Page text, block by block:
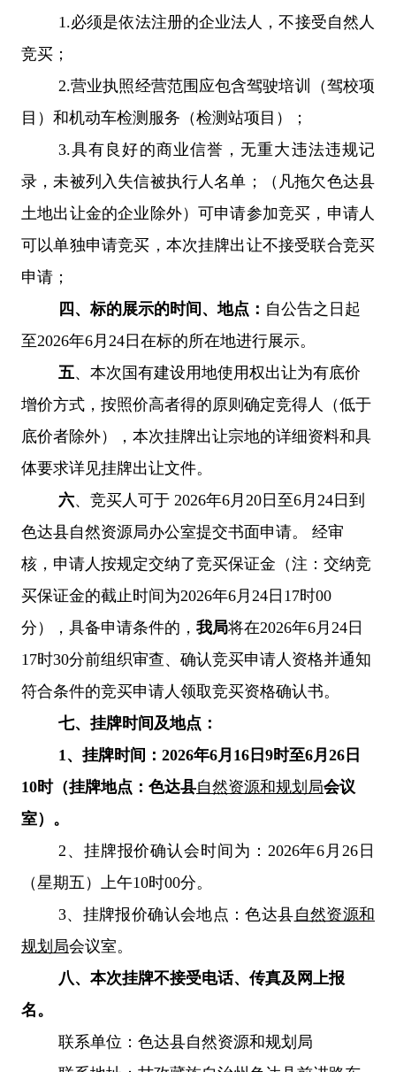
1.必须是依法注册的企业法人，不接受自然人
竞买；
2.营业执照经营范围应包含驾驶培训（驾校项
目）和机动车检测服务（检测站项目）；
3.具有良好的商业信誉，无重大违法违规记
录，未被列入失信被执行人名单；（凡拖欠色达县
土地出让金的企业除外）可申请参加竞买，申请人
可以单独申请竞买，本次挂牌出让不接受联合竞买
申请；
四、标的展示的时间、地点： 自公告之日起
至2026年6月24日在标的所在地进行展示。
五、本次国有建设用地使用权出让为有底价
增价方式，按照价高者得的原则确定竞得人（低于
底价者除外），本次挂牌出让宗地的详细资料和具
体要求详见挂牌出让文件。
六、竞买人可于 2026年6月20日至6月24日到
色达县自然资源局办公室提交书面申请。 经审
核，申请人按规定交纳了竞买保证金（注：交纳竞
买保证金的截止时间为2026年6月24日 17时00
分），具备申请条件的， 我局将在2026年6月24日
17时30分前组织审查、确认竞买申请人资格并通知
符合条件的竞买申请人领取竞买资格确认书。
七、挂牌时间及地点：
1、挂牌时间：2026年6月16日9时至6月26日
10时（挂牌地点：色达县自然资源和规划局会议
室）。
2、挂牌报价确认会时间为：2026年6月26日
（星期五）上午10时00分。
3、挂牌报价确认会地点：色达县自然资源和
规划局会议室。
八、本次挂牌不接受电话、传真及网上报
名。
联系单位：色达县自然资源和规划局